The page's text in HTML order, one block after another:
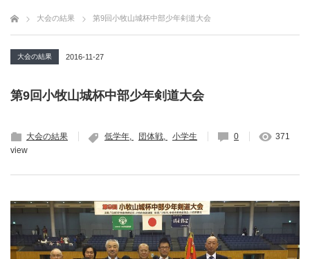
大会の結果 第9回小牧山城杯中部少年剣道大会
大会の結果 2016-11-27
第9回小牧山城杯中部少年剣道大会
大会の結果 低学年 団体戦 小学生 0
371
view